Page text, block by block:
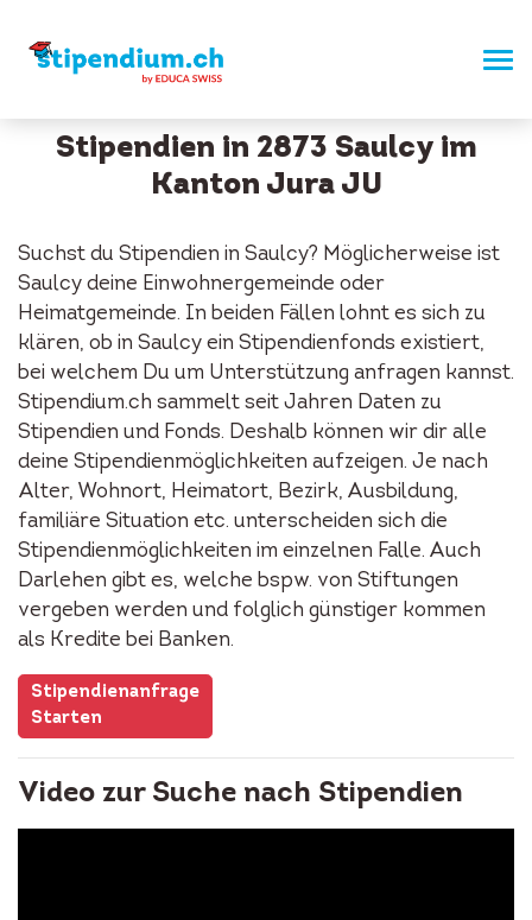
Stipendien in 2873 Saulcy im
Kanton Jura JU
Suchst du Stipendien in Saulcy? Möglicherweise ist
Saulcy deine Einwohnergemeinde oder
Heimatgemeinde. In beiden Fällen lohnt es sich zu
klären, ob in Saulcy ein Stipendienfonds existiert,
bei welchem Du um Unterstützung anfragen kannst.
Stipendium.ch sammelt seit Jahren Daten zu
Stipendien und Fonds. Deshalb können wir dir alle
deine Stipendienmöglichkeiten aufzeigen. Je nach
Alter, Wohnort, Heimatort, Bezirk, Ausbildung,
familiäre Situation etc. unterscheiden sich die
Stipendienmöglichkeiten im einzelnen Falle. Auch
Darlehen gibt es, welche bspw. von Stiftungen
vergeben werden und folglich günstiger kommen
als Kredite bei Banken.
Stipendienanfrage
Starten
Video zur Suche nach Stipendien